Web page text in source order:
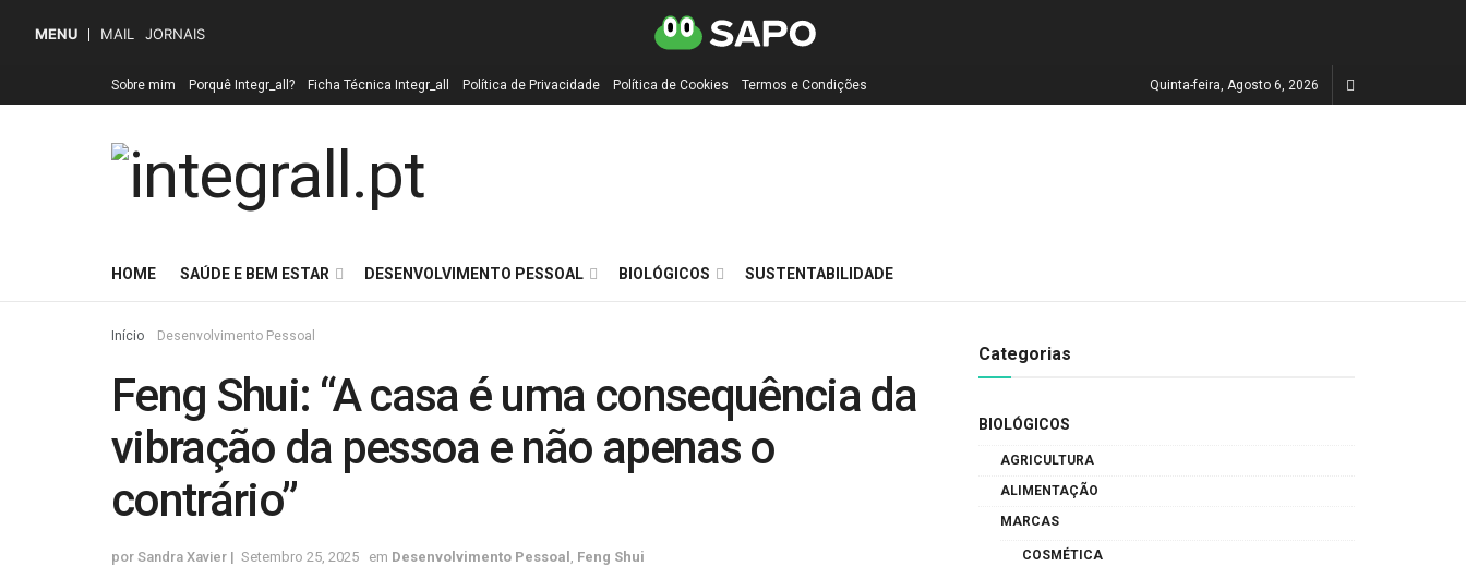
MENU MAIL JORNAIS
Sobre mim Porquê Integr_all? Ficha Técnica Integr_all Política de Privacidade Política de Cookies Termos e Condições Quinta-feira, Agosto 6, 2026
HOME SAÚDE E BEM ESTAR DESENVOLVIMENTO PESSOAL BIOLÓGICOS SUSTENTABILIDADE
Início Desenvolvimento Pessoal
Feng Shui: “A casa é uma consequência da
vibração da pessoa e não apenas o
contrário”
por Sandra Xavier Setembro 25, 2025 em Desenvolvimento Pessoal Feng Shui
Categorias
BIOLÓGICOS
AGRICULTURA
ALIMENTAÇÃO
MARCAS
COSMÉTICA